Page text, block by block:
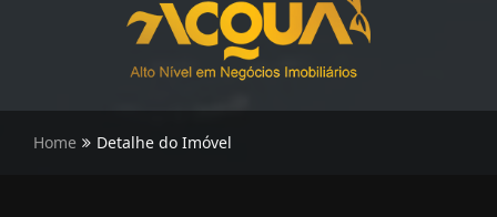
Home Detalhe do Imóvel